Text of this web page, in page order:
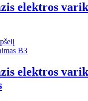
elektros
elektros